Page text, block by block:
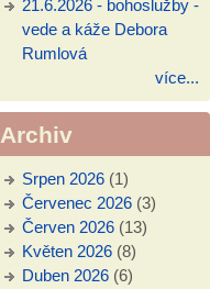
21.6.2026 - bohoslužby -
vede a káže Debora
Rumlová
více...
Archiv
Srpen 2026(1)
Červenec 2026(3)
Červen 2026(13)
Květen 2026(8)
Duben 2026(6)